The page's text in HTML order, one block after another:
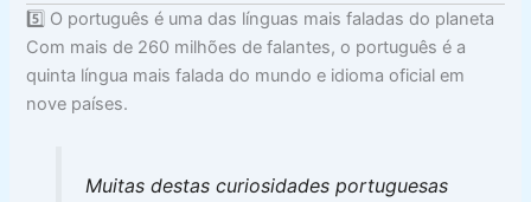
5️⃣ O português é uma das línguas mais faladas do planeta
Com mais de 260 milhões de falantes, o português é a
quinta língua mais falada do mundo e idioma oficial em
nove países.
Muitas destas curiosidades portuguesas